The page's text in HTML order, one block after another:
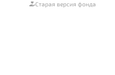
Старая версия фонда